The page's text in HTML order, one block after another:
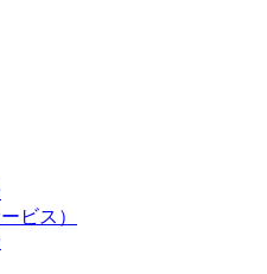
ビス）